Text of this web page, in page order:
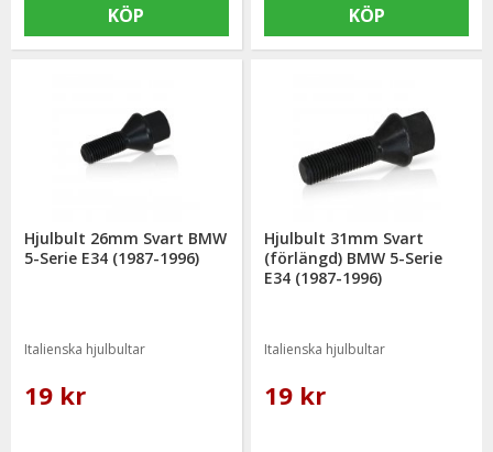
KÖP KÖP
Hjulbult 26mm Svart BMW
5-Serie E34 (1987-1996)
Italienska hjulbultar
19 kr
Hjulbult 31mm Svart
(förlängd) BMW 5-Serie
E34 (1987-1996)
Italienska hjulbultar
19 kr